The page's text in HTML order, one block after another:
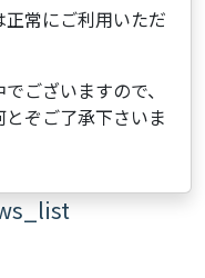
常にご利用いただ
ございますので、
ぞご了承下さいま